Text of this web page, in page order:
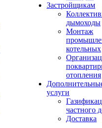
Застройщикам
дымоходы
Монтаж
котельных
отопления
услуги
частного
Доставка